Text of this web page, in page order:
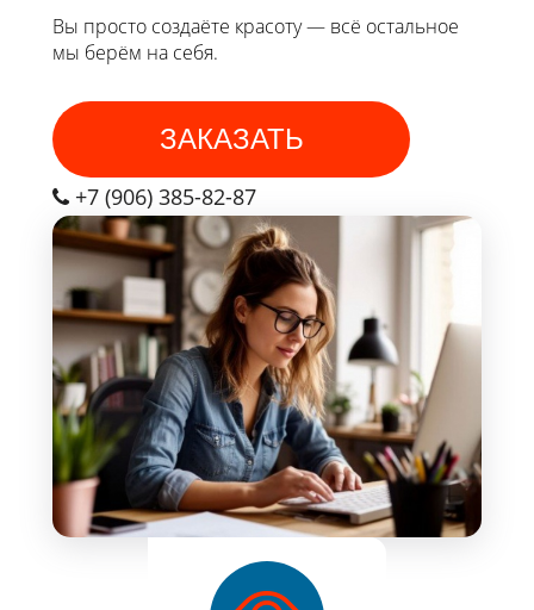
Вы просто создаёте красоту — всё остальное
мы берём на себя.
ЗАКАЗАТЬ
+7 (906) 385-82-87